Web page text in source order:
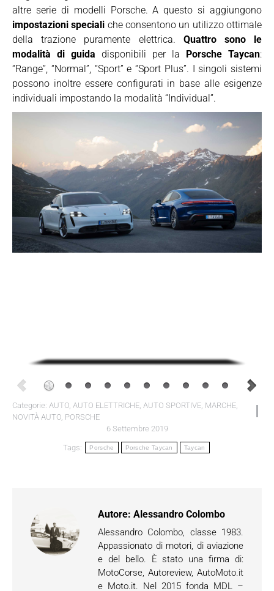
altre serie di modelli Porsche. A questo si aggiungono
impostazioni speciali che consentono un utilizzo ottimale
della trazione puramente elettrica. Quattro sono le
modalità di guida disponibili per la Porsche Taycan:
“Range”, “Normal”, “Sport” e “Sport Plus”. I singoli sistemi
possono inoltre essere configurati in base alle esigenze
individuali impostando la modalità “Individual”.
Categorie: AUTO, AUTO ELETTRICHE, AUTO SPORTIVE, MARCHE,
NOVITÀ AUTO, PORSCHE
6 Settembre 2019
Tags: Porsche Porsche Taycan Taycan
Autore: Alessandro Colombo
Alessandro Colombo, classe 1983.
Appassionato di motori, di aviazione
e del bello. È stato una firma di:
MotoCorse, Autoreview, AutoMoto.it
e Moto.it. Nel 2015 fonda MDL –